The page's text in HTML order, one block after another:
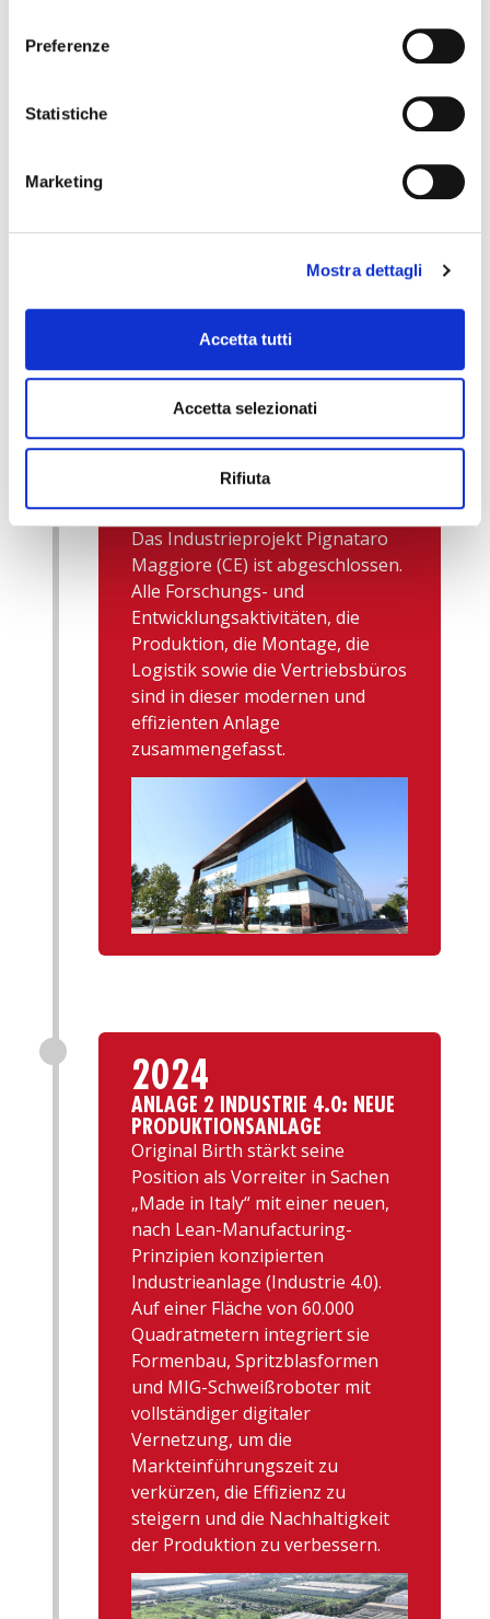
Preferenze
Statistiche
Marketing
Mostra dettagli
Accetta tutti
Accetta selezionati
Rifiuta
2016
ABSCHLUSS DES
INDUSTRIEPROJEKTS
Das Industrieprojekt Pignataro
Maggiore (CE) ist abgeschlossen.
Alle Forschungs- und
Entwicklungsaktivitäten, die
Produktion, die Montage, die
Logistik sowie die Vertriebsbüros
sind in dieser modernen und
effizienten Anlage
zusammengefasst.
2024
ANLAGE 2 INDUSTRIE 4.0: NEUE
PRODUKTIONSANLAGE
Original Birth stärkt seine
Position als Vorreiter in Sachen
„Made in Italy“ mit einer neuen,
nach Lean-Manufacturing-
Prinzipien konzipierten
Industrieanlage (Industrie 4.0).
Auf einer Fläche von 60.000
Quadratmetern integriert sie
Formenbau, Spritzblasformen
und MIG-Schweißroboter mit
vollständiger digitaler
Vernetzung, um die
Markteinführungszeit zu
verkürzen, die Effizienz zu
steigern und die Nachhaltigkeit
der Produktion zu verbessern.